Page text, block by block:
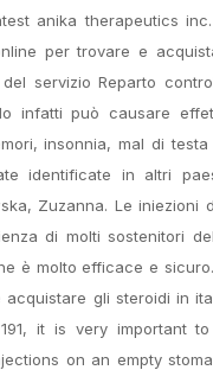
anika therapeutics
per trovare e
servizio Reparto
infatti può causare
insonnia, mal di
identificate in altri
Zuzanna. Le iniezioni
di molti sostenitori
è molto efficace e
acquistare gli steroidi in
it is very important
on an empty